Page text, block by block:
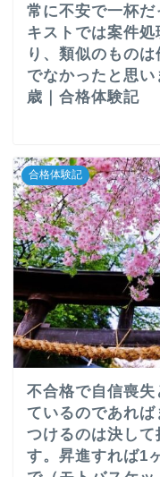
常に不安で一杯
キストでは案件
り、類似のもの
でなかったと思い
歳｜合格体験記
合格体験記
不合格で自信喪
ているのであれ
つけるのは決して
す。昇進すれば1